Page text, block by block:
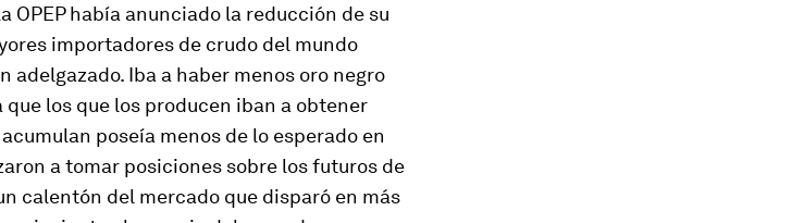
OPEP había anunciado la reducción de su
importadores de crudo del mundo
adelgazado. Iba a haber menos oro negro
los que los producen iban a obtener
poseía menos de lo esperado en
a tomar posiciones sobre los futuros de
calentón del mercado que disparó en más